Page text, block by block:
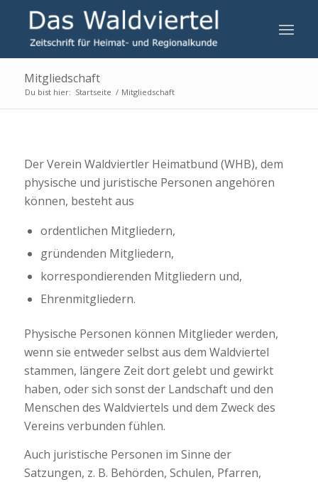
Mitgliedschaft
Du bist hier: Startseite / Mitgliedschaft
Der Verein Waldviertler Heimatbund (WHB), dem
physische und juristische Personen angehören
können, besteht aus
ordentlichen Mitgliedern,
gründenden Mitgliedern,
korrespondierenden Mitgliedern und,
Ehrenmitgliedern.
Physische Personen können Mitglieder werden,
wenn sie entweder selbst aus dem Waldviertel
stammen, längere Zeit dort gelebt und gewirkt
haben, oder sich sonst der Landschaft und den
Menschen des Waldviertels und dem Zweck des
Vereins verbunden fühlen.
Auch juristische Personen im Sinne der
Satzungen, z. B. Behörden, Schulen, Pfarren,